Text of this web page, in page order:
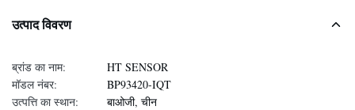
उत्पाद विवरण
ब्रांड का नाम:
HT SENSOR
मॉडल नंबर:
BP93420-IQT
उत्पत्ति का स्थान:
बाओजी, चीन